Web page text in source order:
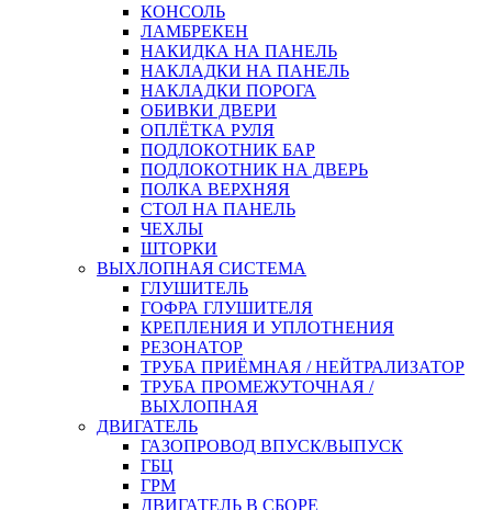
КОНСОЛЬ
ЛАМБРЕКЕН
НАКИДКА НА ПАНЕЛЬ
НАКЛАДКИ НА ПАНЕЛЬ
НАКЛАДКИ ПОРОГА
ОБИВКИ ДВЕРИ
ОПЛЁТКА РУЛЯ
ПОДЛОКОТНИК БАР
ПОДЛОКОТНИК НА ДВЕРЬ
ПОЛКА ВЕРХНЯЯ
СТОЛ НА ПАНЕЛЬ
ЧЕХЛЫ
ШТОРКИ
ВЫХЛОПНАЯ СИСТЕМА
ГЛУШИТЕЛЬ
ГОФРА ГЛУШИТЕЛЯ
КРЕПЛЕНИЯ И УПЛОТНЕНИЯ
РЕЗОНАТОР
ТРУБА ПРИЁМНАЯ / НЕЙТРАЛИЗАТОР
ТРУБА ПРОМЕЖУТОЧНАЯ /
ВЫХЛОПНАЯ
ДВИГАТЕЛЬ
ГАЗОПРОВОД ВПУСК/ВЫПУСК
ГБЦ
ГРМ
ДВИГАТЕЛЬ В СБОРЕ